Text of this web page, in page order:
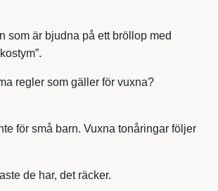
som är bjudna på ett bröllop med
regler som gäller för vuxna?
för små barn. Vuxna tonåringar följer
de har, det räcker.